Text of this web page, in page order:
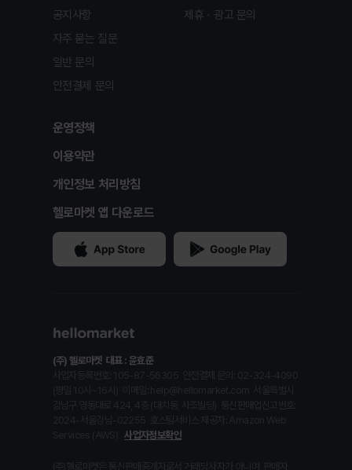
공지사항
자주 묻는 질문
일반 문의
안전결제 문의
제휴ㆍ광고 문의
운영정책
이용약관
개인정보 처리방침
헬로마켓 앱 다운로드
(주) 헬로마켓 대표 : 윤효준
사업자정보확인